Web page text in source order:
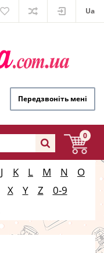
Ua
Передзвоніть мені
0
J K L M N
O
X Y Z
0-9